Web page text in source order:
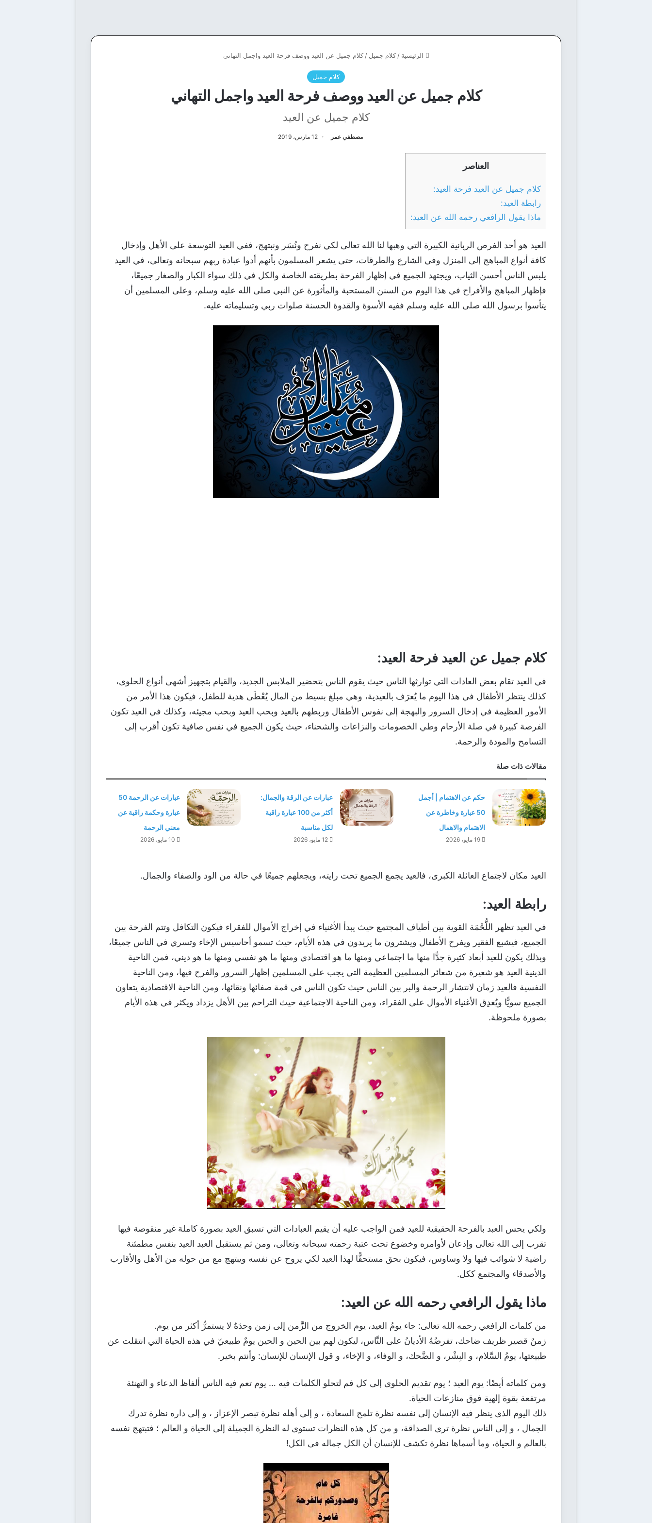
الرئيسية / كلام جميل / كلام جميل عن العيد ووصف فرحة العيد واجمل التهاني
كلام جميل
كلام جميل عن العيد ووصف فرحة العيد واجمل التهاني
كلام جميل عن العيد
مصطفي عمر 12 مارس، 2019
العناصر
كلام جميل عن العيد فرحة العيد:
رابطة العيد:
ماذا يقول الرافعي رحمه الله عن العيد:
العيد هو أحد الفرص الربانية الكبيرة التي وهبها لنا الله تعالى لكي نفرح ونُسَر ونبتهج، ففي العيد التوسعة على الأهل وإدخال
كافة أنواع المباهج إلى المنزل وفي الشارع والطرقات، حتى يشعر المسلمون بأنهم أدوا عبادة ربهم سبحانه وتعالى، في العيد
يلبس الناس أحسن الثياب، ويجتهد الجميع في إظهار الفرحة بطريقته الخاصة والكل في ذلك سواء الكبار والصغار جميعًا،
فإظهار المباهج والأفراح في هذا اليوم من السنن المستحبة والمأثورة عن النبي صلى الله عليه وسلم، وعلى المسلمين أن
يتأسوا برسول الله صلى الله عليه وسلم ففيه الأسوة والقدوة الحسنة صلوات ربي وتسليماته عليه.
كلام جميل عن العيد فرحة العيد:
في العيد تقام بعض العادات التي توارثها الناس حيث يقوم الناس بتحضير الملابس الجديد، والقيام بتجهيز أشهى أنواع الحلوى،
كذلك ينتظر الأطفال في هذا اليوم ما يُعرَف بالعيدية، وهي مبلغ بسيط من المال يُعْطَى هدية للطفل، فيكون هذا الأمر من
الأمور العظيمة في إدخال السرور والبهجة إلى نفوس الأطفال وربطهم بالعيد وبحب العيد وبحب مجيئه، وكذلك في العيد تكون
الفرصة كبيرة في صلة الأرحام وطي الخصومات والنزاعات والشحناء، حيث يكون الجميع في نفس صافية تكون أقرب إلى
التسامح والمودة والرحمة.
مقالات ذات صلة
حكم عن الاهتمام | أجمل
50 عبارة وخاطرة عن
الاهتمام والاهمال
19 مايو، 2026
عبارات عن الرقة والجمال:
أكثر من 100 عبارة راقية
لكل مناسبة
12 مايو، 2026
عبارات عن الرحمة 50
عبارة وحكمة راقية عن
معني الرحمة
10 مايو، 2026
العيد مكان لاجتماع العائلة الكبرى، فالعيد يجمع الجميع تحت رايته، ويجعلهم جميعًا في حالة من الود والصفاء والجمال.
رابطة العيد:
في العيد تظهر اللُّحْمَة القوية بين أطياف المجتمع حيث يبدأ الأغنياء في إخراج الأموال للفقراء فيكون التكافل وتتم الفرحة بين
الجميع، فيشبع الفقير ويفرح الأطفال ويشترون ما يريدون في هذه الأيام، حيث تسمو أحاسيس الإخاء وتسري في الناس جميعًا،
وبذلك يكون للعيد أبعاد كثيرة جدًّا منها ما اجتماعي ومنها ما هو اقتصادي ومنها ما هو نفسي ومنها ما هو ديني، فمن الناحية
الدينية العيد هو شعيرة من شعائر المسلمين العظيمة التي يجب على المسلمين إظهار السرور والفرح فيها، ومن الناحية
النفسية فالعيد زمان لانتشار الرحمة والبر بين الناس حيث تكون الناس في قمة صفائها ونقائها، ومن الناحية الاقتصادية يتعاون
الجميع سويًّا ويُغدِق الأغنياء الأموال على الفقراء، ومن الناحية الاجتماعية حيث التراحم بين الأهل يزداد ويكثر في هذه الأيام
بصورة ملحوظة.
ولكي يحس العبد بالفرحة الحقيقية للعيد فمن الواجب عليه أن يقيم العبادات التي تسبق العيد بصورة كاملة غير منقوصة فيها
تقرب إلى الله تعالى وإذعان لأوامره وخضوع تحت عتبة رحمته سبحانه وتعالى، ومن ثم يستقبل العبد العيد بنفس مطمئنة
راضية لا شوائب فيها ولا وساوس، فيكون بحق مستحقًّا لهذا العيد لكي يروح عن نفسه ويبتهج مع من حوله من الأهل والأقارب
والأصدقاء والمجتمع ككل.
ماذا يقول الرافعي رحمه الله عن العيد:
من كلمات الرافعي رحمه الله تعالى: جاء يومُ العيد، يوم الخروج من الزَّمن إلى زمن وحدَهُ لا يستمرُّ أكثر من يوم.
زمنٌ قصير ظريف ضاحك، تفرضُهُ الأديانُ على النَّاس، ليكون لهم بين الحين و الحين يومٌ طبيعيّ في هذه الحياة التي انتقلت عن
طبيعتها، يومُ السَّلام، و البِشْر، و الضَّحك، و الوفاء، و الإخاء، و قول الإنسان للإنسان: وأنتم بخير.
ومن كلماته أيضًا: يوم العيد ؛ يوم تقديم الحلوى إلى كل فم لتحلو الكلمات فيه … يوم تعم فيه الناس ألفاظ الدعاء و التهنئة
مرتفعة بقوة إلهية فوق منازعات الحياة.
ذلك اليوم الذى ينظر فيه الإنسان إلى نفسه نظرة تلمح السعادة ، و إلى أهله نظرة تبصر الإعزاز ، و إلى داره نظرة تدرك
الجمال ، و إلى الناس نظرة ترى الصداقة، و من كل هذه النظرات تستوى له النظرة الجميلة إلى الحياة و العالم ؛ فتبتهج نفسه
بالعالم و الحياة، وما أسماها نظرة تكشف للإنسان أن الكل جماله فى الكل!